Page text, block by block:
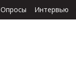
Опросы Интервью